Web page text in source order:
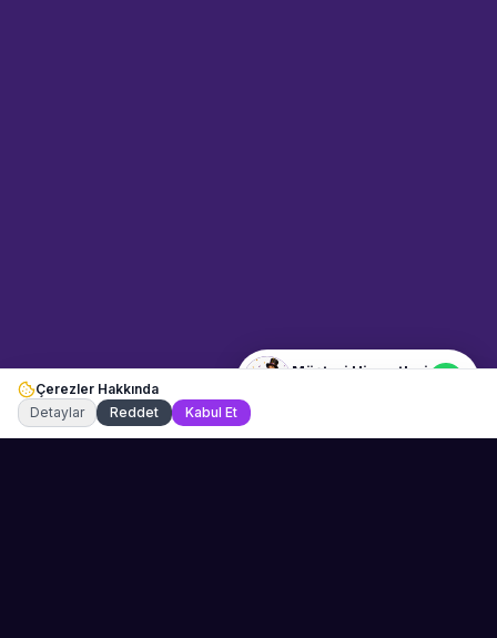
Müşteri Hizmetleri
Çerezler Hakkında
Detaylar
Reddet Kabul Et